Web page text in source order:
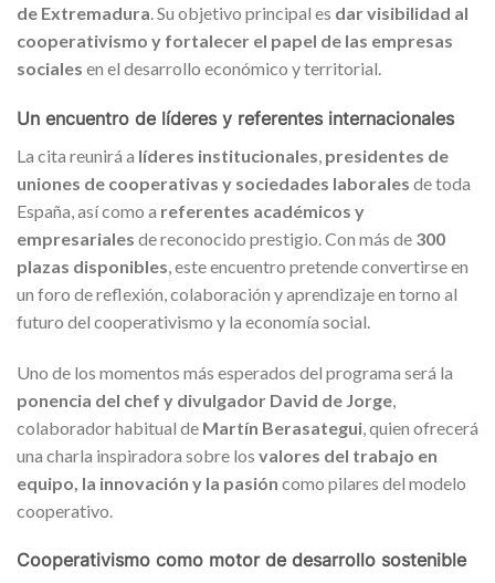
de Extremadura. Su objetivo principal es dar visibilidad al
cooperativismo y fortalecer el papel de las empresas
sociales en el desarrollo económico y territorial.
Un encuentro de líderes y referentes internacionales
La cita reunirá a líderes institucionales presidentes de
uniones de cooperativas y sociedades laborales de toda
España, así como a referentes académicos y
empresariales de reconocido prestigio. Con más de 300
plazas disponibles , este encuentro pretende convertirse en
un foro de reflexión, colaboración y aprendizaje en torno al
futuro del cooperativismo y la economía social.
Uno de los momentos más esperados del programa será la
ponencia del chef y divulgador David de Jorge
colaborador habitual de Martín Berasategui , quien ofrecerá
una charla inspiradora sobre los valores del trabajo en
equipo, la innovación y la pasión como pilares del modelo
cooperativo.
Cooperativismo como motor de desarrollo sostenible